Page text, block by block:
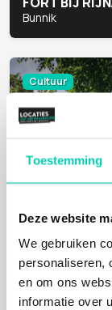
Toestemming
Deze website
We gebruiken
personaliseren,
en om ons
informatie over
Bunnik
Cultuur
OP